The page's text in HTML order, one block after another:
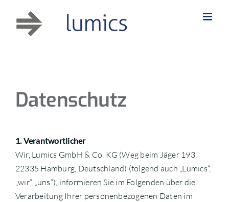
Inhalt
springen
Datenschutz
1. Verantwortlicher
Wir, Lumics GmbH & Co. KG (Weg beim Jäger 193,
22335 Hamburg, Deutschland) (folgend auch „Lumics“,
„wir“, „uns“), informieren Sie im Folgenden über die
Verarbeitung Ihrer personenbezogenen Daten im